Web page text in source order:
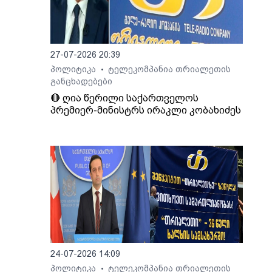
27-07-2026 20:39
პოლიტიკა
•
ტელეკომპანია თრიალეთის
განცხადებები
🔴 ღია წერილი საქართველოს
პრემიერ-მინისტრს ირაკლი კობახიძეს
24-07-2026 14:09
პოლიტიკა
•
ტელეკომპანია თრიალეთის